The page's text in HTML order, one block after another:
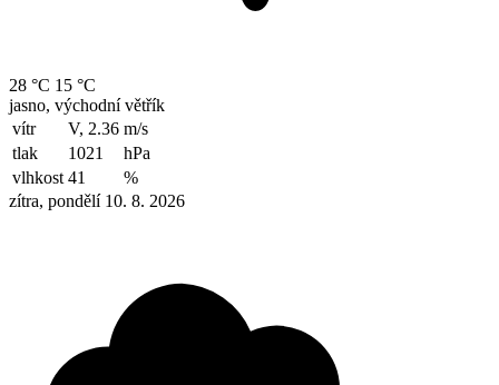
28 °C 15 °C
jasno, východní větřík
vítr
V, 2.36 m/s
tlak
1021
hPa
vlhkost 41
%
zítra, pondělí 10. 8. 2026